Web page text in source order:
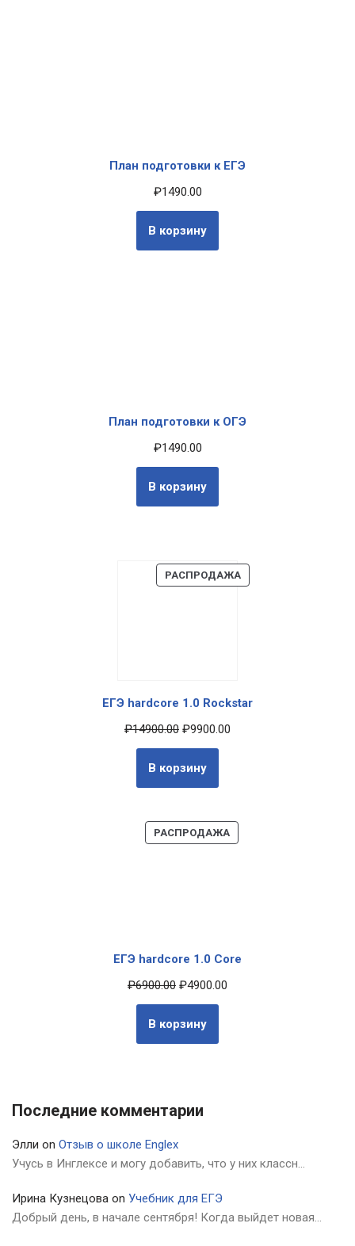
План подготовки к ЕГЭ
₽1490.00
В корзину
План подготовки к ОГЭ
₽1490.00
В корзину
РАСПРОДАЖА
ЕГЭ hardcore 1.0 Rockstar
₽14900.00 ₽9900.00
В корзину
РАСПРОДАЖА
ЕГЭ hardcore 1.0 Core
₽6900.00 ₽4900.00
В корзину
Последние комментарии
Элли on Отзыв о школе Englex
Учусь в Инглексе и могу добавить, что у них классн…
Ирина Кузнецова on Учебник для ЕГЭ
Добрый день, в начале сентября! Когда выйдет новая…